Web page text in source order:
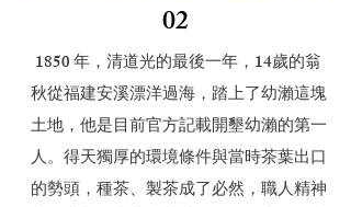
02
1850 年，清道光的最後一年，14歲的翁
秋從福建安溪漂洋過海，踏上了幼瀨這塊
土地，他是目前官方記載開墾幼瀨的第一
人。得天獨厚的環境條件與當時茶葉出口
的勢頭，種茶、製茶成了必然，職人精神